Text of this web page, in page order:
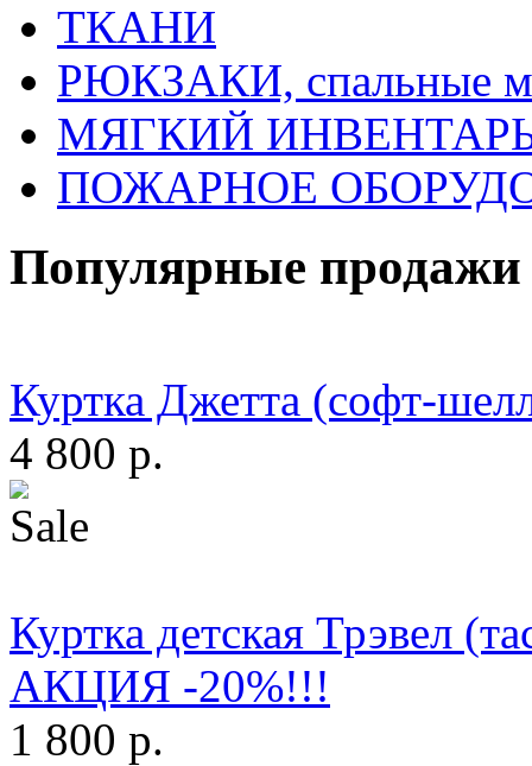
ТКАНИ
РЮКЗАКИ, спальные
МЯГКИЙ ИНВЕНТАРЬ,
ПОЖАРНОЕ
Популярные продажи
Куртка Джетта (софт-
4 800 р.
Куртка детская Трэвел
АКЦИЯ -20%!!!
1 800 р.